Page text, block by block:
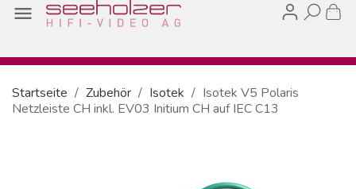

Startseite Zubehör Isotek
Isotek V5 Polaris
Netzleiste CH inkl. EV03 Initium CH auf IEC C13